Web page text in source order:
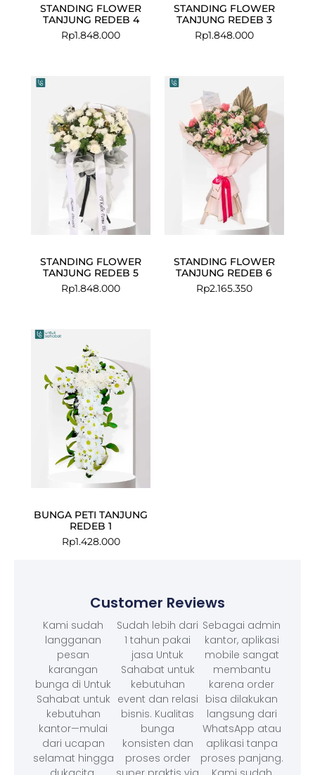
STANDING FLOWER
TANJUNG REDEB 4
Rp1.848.000
STANDING FLOWER
TANJUNG REDEB 3
Rp1.848.000
STANDING FLOWER
TANJUNG REDEB 5
Rp1.848.000
STANDING FLOWER
TANJUNG REDEB 6
Rp2.165.350
BUNGA PETI TANJUNG
REDEB 1
Rp1.428.000
Customer Reviews
Kami sudah
langganan
pesan
karangan
bunga di Untuk
Sahabat untuk
kebutuhan
kantor—mulai
dari ucapan
selamat hingga
Sudah lebih dari
1 tahun pakai
jasa Untuk
Sahabat untuk
kebutuhan
event dan relasi
bisnis. Kualitas
bunga
konsisten dan
proses order
Sebagai admin
kantor, aplikasi
mobile sangat
membantu
karena order
bisa dilakukan
langsung dari
WhatsApp atau
aplikasi tanpa
proses panjang.